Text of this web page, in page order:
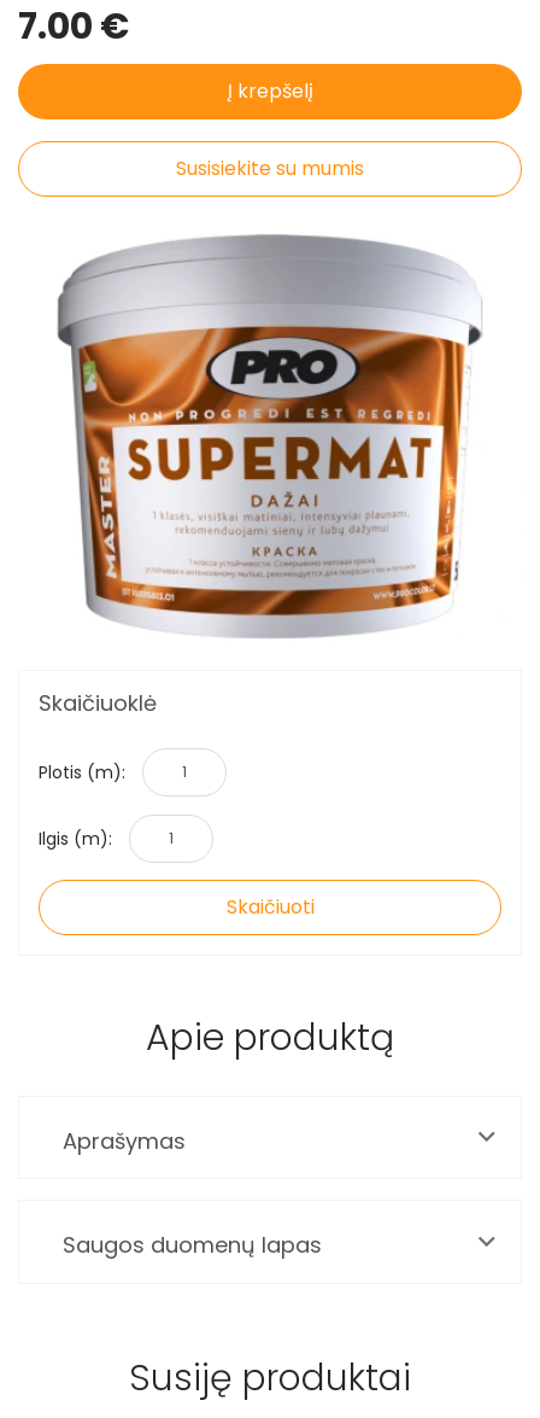
7.00 €
Į krepšelį
Susisiekite su mumis
Skaičiuoklė
Plotis (m):
Ilgis (m):
Skaičiuoti
Apie produktą
Aprašymas
Saugos duomenų lapas
Susiję produktai